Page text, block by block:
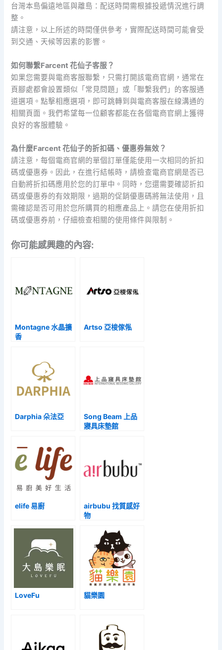
台灣本島偏遠地區與離島：配送時間需根據投遞情況進行調
整。
請注意，以上所述的時間僅供參考，實際配送時間可能會受
到交通、天候等因素的影響。
如何聯繫Farcent 花仙子客服？
如果您需要與電商客服聯繫，只需打開該電商官網，通常在
頁腳處都會設置類似「常見問題」或「聯繫我們」的客服通
道選項。點擊相應選項，即可跳轉到與電商客服在線溝通的
相關頁面。我們希望每一位顧客都能在各個電商官網上獲得
良好的客服體驗。
為什麼Farcent 花仙子的折扣碼、優惠券無效？
請注意，每個電商官網的單個訂單僅能使用一次相同的折扣
碼或優惠券。因此，在進行結帳時，請檢查電商官網是否已
自動將折扣碼應用於您的訂單中。同時，您還需要確認折扣
碼或優惠券的有效期限，過期的促銷優惠碼將無法使用，且
需確認是否可用於您所購買的相應產品上。請您在使用折扣
碼或優惠券前，仔細檢查相關的使用條件與限制。
你可能感興趣的內容:
Montagne 水晶擴
香
Artso 亞梭傢俬
Darphia 朵法亞
Song Beam 上品
寢具床墊館
elife 易廚
airbubu 找質感好
物
LoveFu 貓樂園